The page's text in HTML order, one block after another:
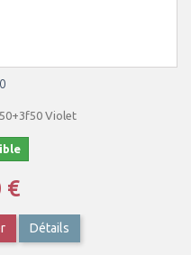
Violet
€
Détails